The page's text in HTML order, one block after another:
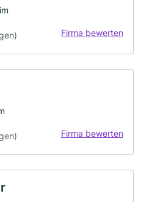
Firma bewerten
Firma bewerten